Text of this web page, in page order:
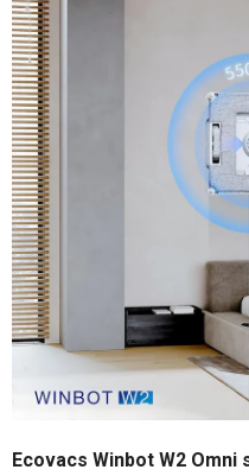
Ecovacs Winbot W2 Omni